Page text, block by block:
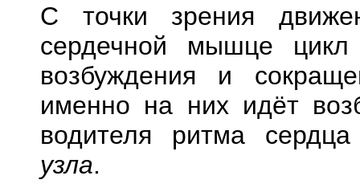
С точки зрения
сердечной мышце цикл
возбуждения и
именно на них идёт
водителя ритма
узла.